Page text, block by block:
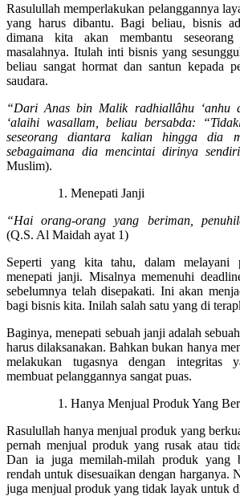
Rasulullah memperlakukan pelanggannya
yang harus dibantu. Bagi beliau, bisnis
dimana kita akan membantu seseorang
masalahnya. Itulah inti bisnis yang
beliau sangat hormat dan santun kepada
saudara.
“Dari Anas bin Malik radhiallâhu ‘anhu
‘alaihi wasallam, beliau bersabda:
seseorang diantara kalian hingga dia
sebagaimana dia mencintai dirinya
Muslim).
Menepati Janji
“Hai orang-orang yang beriman,
(Q.S. Al Maidah ayat 1)
Seperti yang kita tahu, dalam melayani
menepati janji. Misalnya memenuhi
sebelumnya telah disepakati. Ini akan
bagi bisnis kita. Inilah salah satu yang di
Baginya, menepati sebuah janji adalah
harus dilaksanakan. Bahkan bukan hanya
melakukan tugasnya dengan integritas
membuat pelanggannya sangat puas.
Hanya Menjual Produk Yang
Rasulullah hanya menjual produk yang
pernah menjual produk yang rusak atau
Dan ia juga memilah-milah produk yang
rendah untuk disesuaikan dengan harganya.
juga menjual produk yang tidak layak untuk